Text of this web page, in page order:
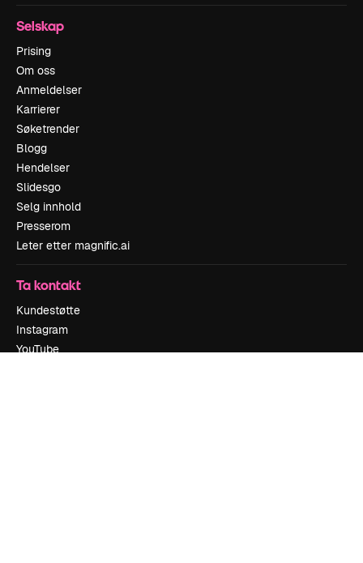
Selskap
Prising
Om oss
Anmeldelser
Karrierer
Søketrender
Blogg
Hendelser
Slidesgo
Selg innhold
Presserom
Leter etter magnific.ai
Ta kontakt
Kundestøtte
Instagram
YouTube